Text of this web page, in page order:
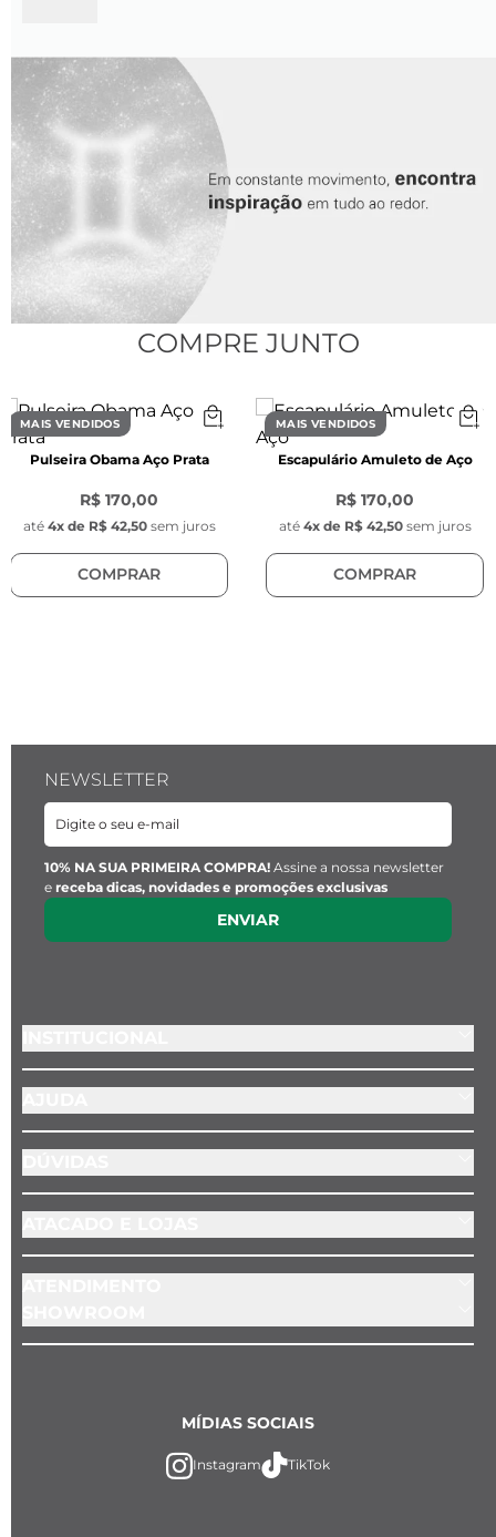
Espessura:
9 mm x 6,5 mm x 2 mm
Material:
Aço inoxidável
Pingente redondo signo:
Largura: 1,1 mm
Material:
Aço inoxidável
Pingente Pedra Olho de Tigre:
Largura: 6,5 mm x 5 mm
Material:
Pedra Natural
Material: Aço inoxidável
COMPRE JUNTO
MAIS VENDIDOS
Pulseira Obama Aço Prata
R$ 170,00
até 4x de R$ 42,50 sem juros
COMPRAR
MAIS VENDIDOS
Escapulário Amuleto de Aço
R$ 170,00
até 4x de R$ 42,50 sem juros
COMPRAR
NEWSLETTER
10% NA SUA PRIMEIRA COMPRA! Assine a nossa newsletter
e receba dicas, novidades e promoções exclusivas
ENVIAR
MÍDIAS SOCIAIS
Instagram TikTok